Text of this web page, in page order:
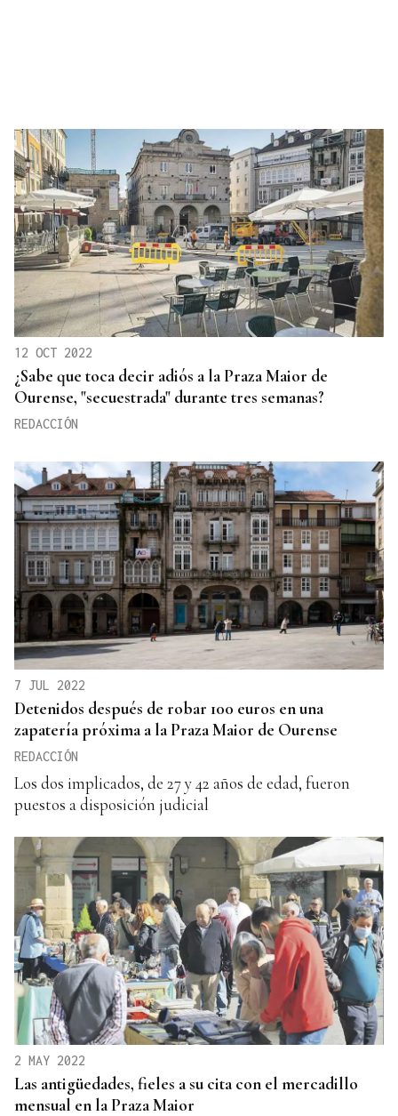
12 OCT 2022
¿Sabe que toca decir adiós a la Praza Maior de
Ourense, "secuestrada" durante tres semanas?
REDACCIÓN
7 JUL 2022
Detenidos después de robar 100 euros en una
zapatería próxima a la Praza Maior de Ourense
REDACCIÓN
Los dos implicados, de 27 y 42 años de edad, fueron
puestos a disposición judicial
2 MAY 2022
Las antigüedades, fieles a su cita con el mercadillo
mensual en la Praza Maior